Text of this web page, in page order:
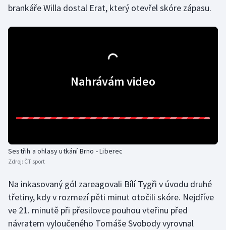
Olympijské hry
Parasport
Plavání
Plážový volejbal
Ragby
brankáře Willa dostal Erat, který otevřel skóre zápasu.
Nahrávám video
Sestřih a ohlasy utkání Brno - Liberec
Zdroj: ČT sport
Na inkasovaný gól zareagovali Bílí Tygři v úvodu druhé
třetiny, kdy v rozmezí pěti minut otočili skóre. Nejdříve
ve 21. minutě při přesilovce pouhou vteřinu před
návratem vyloučeného Tomáše Svobody vyrovnal